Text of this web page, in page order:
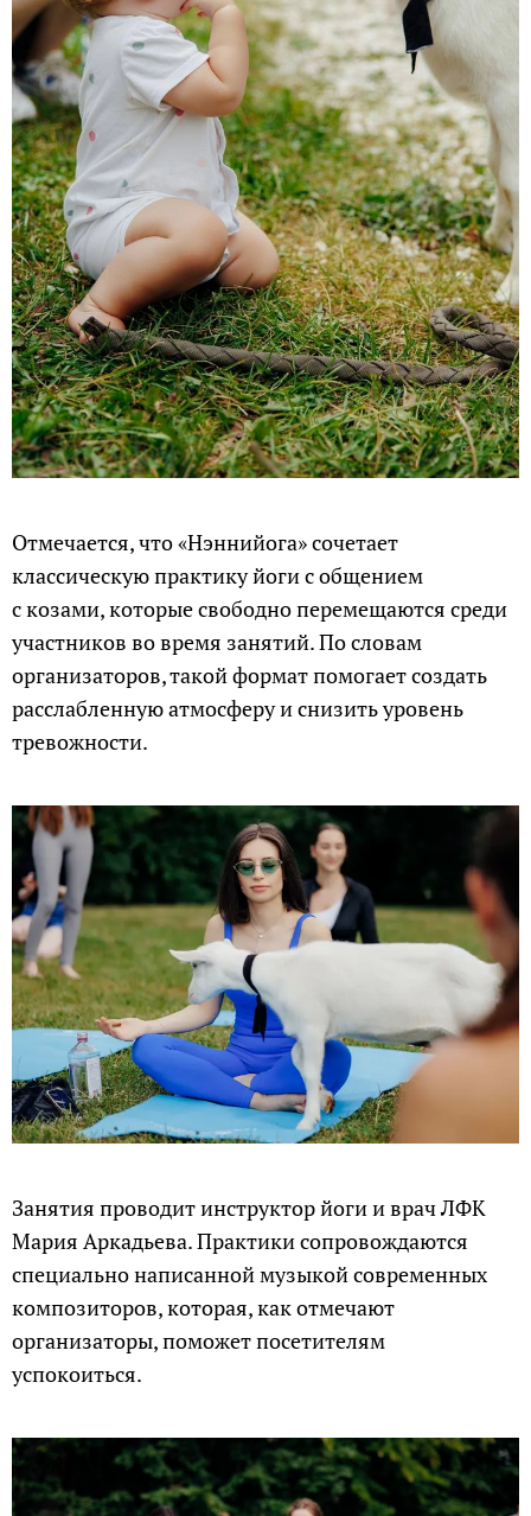
Отмечается, что «Нэннийога» сочетает
классическую практику йоги с общением
с козами, которые свободно перемещаются среди
участников во время занятий. По словам
организаторов, такой формат помогает создать
расслабленную атмосферу и снизить уровень
тревожности.
Занятия проводит инструктор йоги и врач ЛФК
Мария Аркадьева. Практики сопровождаются
специально написанной музыкой современных
композиторов, которая, как отмечают
организаторы, поможет посетителям
успокоиться.